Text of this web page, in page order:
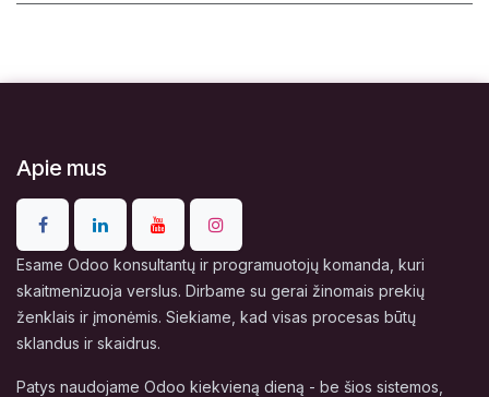
Apie mus
Esame Odoo konsultantų ir programuotojų komanda, kuri
skaitmenizuoja verslus. Dirbame su gerai žinomais prekių
ženklais ir įmonėmis. Siekiame, kad visas procesas būtų
sklandus ir skaidrus.
Patys naudojame Odoo kiekvieną dieną - be šios sistemos,